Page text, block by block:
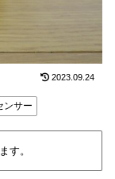
2023.09.24
ンサー
す。